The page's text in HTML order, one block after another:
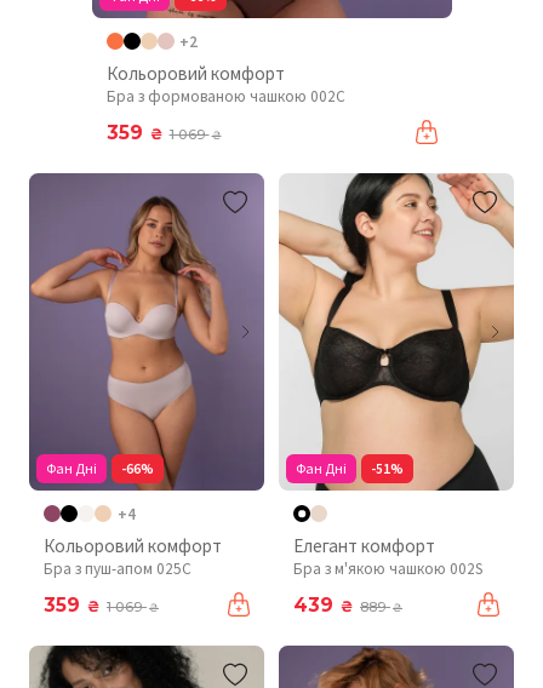
+2
Кольоровий комфорт
Бра з формованою чашкою 002C
359 ₴ 1 069₴
Фан Дні -66%
+4
Кольоровий комфорт
Бра з пуш-апом 025C
359 ₴ 1 069₴
Фан Дні -51%
Елегант комфорт
Бра з м'якою чашкою 002S
439 ₴ 889₴